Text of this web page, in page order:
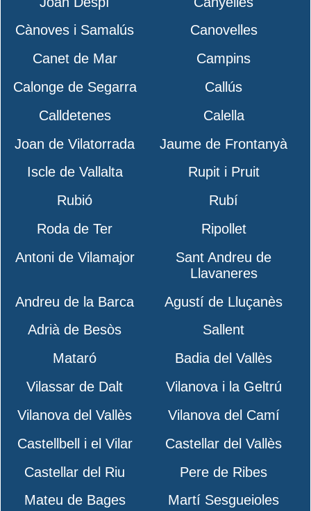
Cànoves i Samalús
Canovelles
Canet de Mar
Campins
Calonge de Segarra
Callús
Calldetenes
Calella
Joan de Vilatorrada
Jaume de Frontanyà
Iscle de Vallalta
Rupit i Pruit
Rubió
Rubí
Roda de Ter
Ripollet
Antoni de Vilamajor
Sant Andreu de
Llavaneres
Andreu de la Barca
Agustí de Lluçanès
Adrià de Besòs
Sallent
Mataró
Badia del Vallès
Vilassar de Dalt
Vilanova i la Geltrú
Vilanova del Vallès
Vilanova del Camí
Castellbell i el Vilar
Castellar del Vallès
Castellar del Riu
Pere de Ribes
Mateu de Bages
Martí Sesgueioles